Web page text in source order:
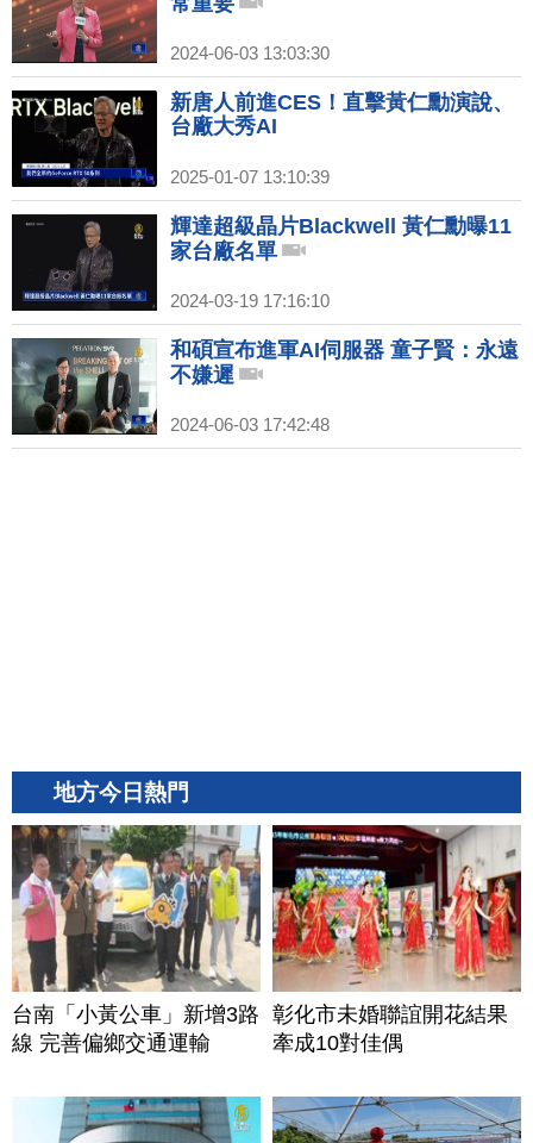
2024-06-03 13:03:30
新唐人前進CES！直擊黃仁勳演說、
台廠大秀AI
2025-01-07 13:10:39
輝達超級晶片Blackwell 黃仁勳曝11
家台廠名單
2024-03-19 17:16:10
和碩宣布進軍AI伺服器 童子賢：永遠
不嫌遲
2024-06-03 17:42:48
地方今日熱門
台南「小黃公車」新增3路
線 完善偏鄉交通運輸
彰化市未婚聯誼開花結果
牽成10對佳偶